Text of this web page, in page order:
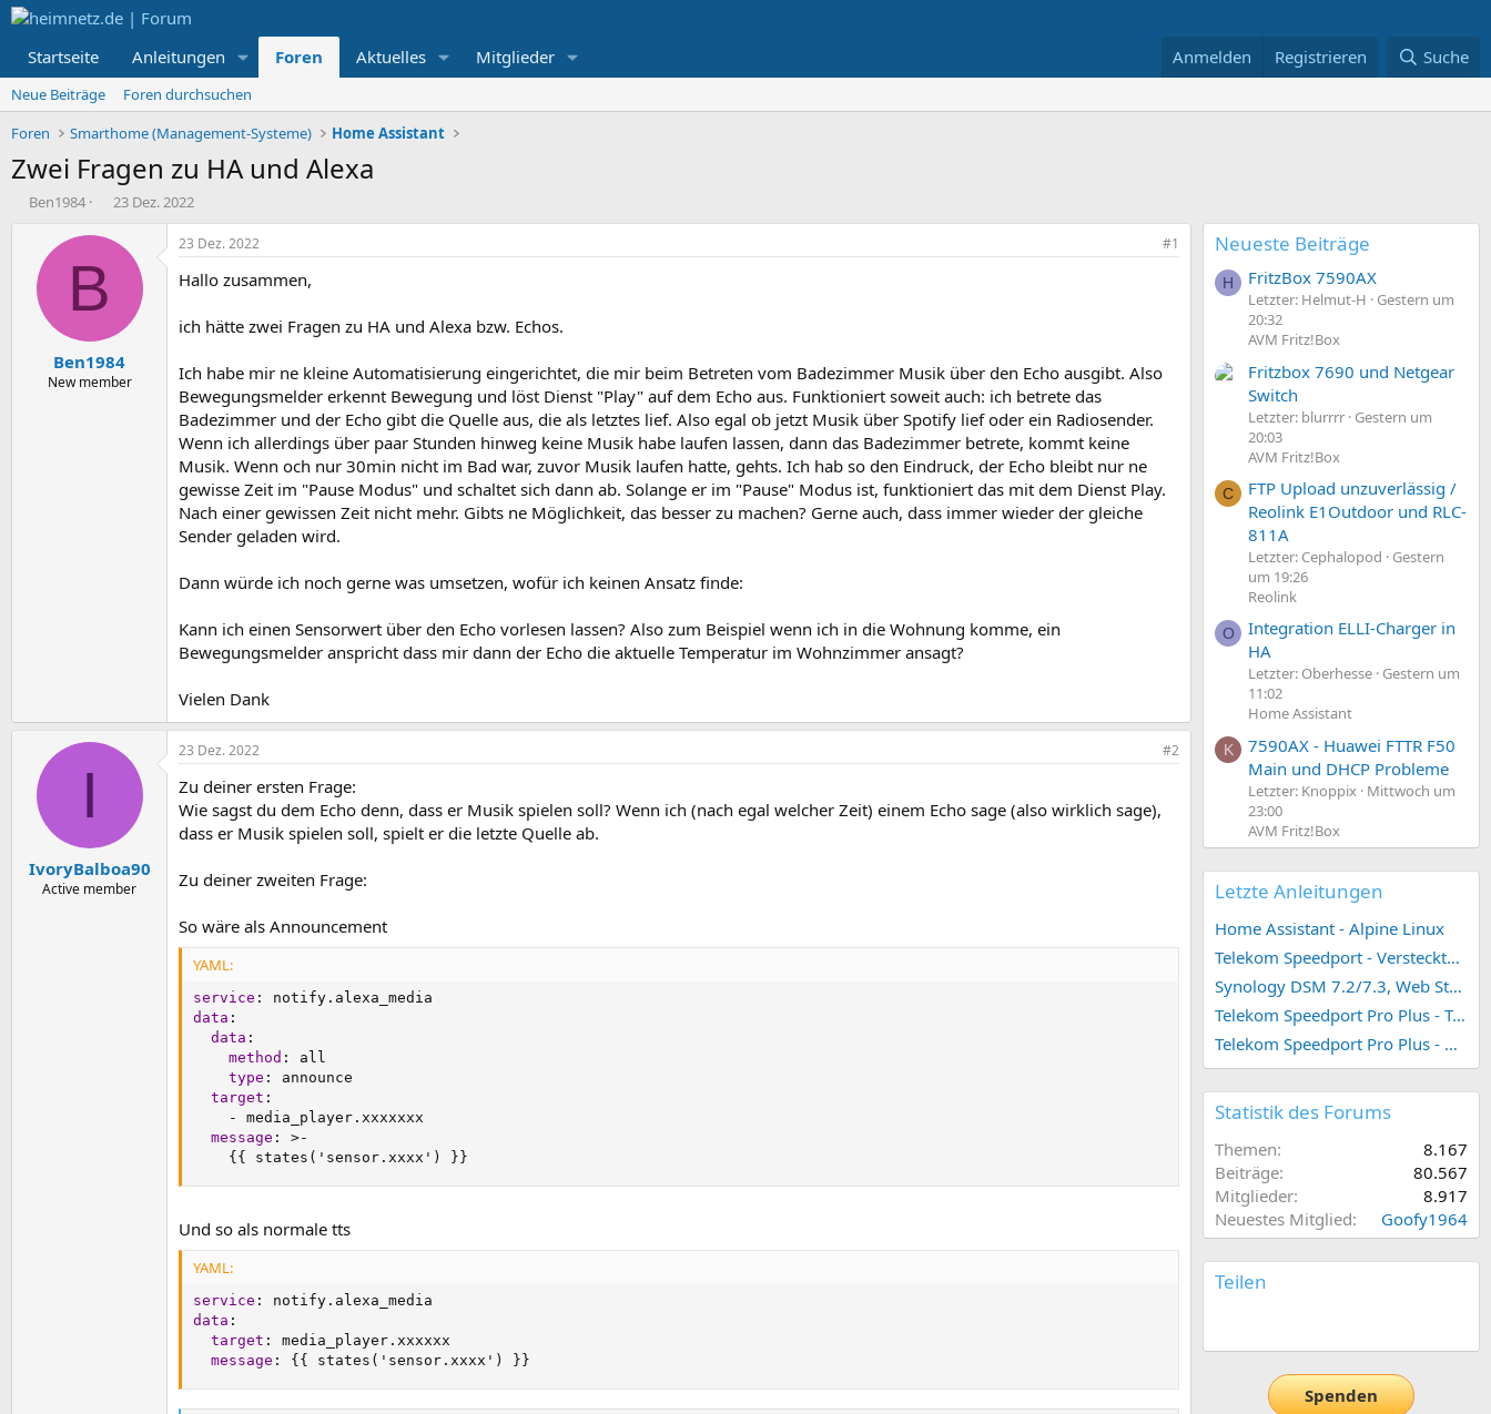
Startseite Anleitungen Foren Aktuelles Mitglieder Anmelden Registrieren Suche
Neue Beiträge
Foren durchsuchen
Foren
Smarthome (Management-Systeme) Home Assistant
Zwei Fragen zu HA und Alexa
E
Ben1984
E
s
t
a
m
23 Dez. 2022
B
Ben1984
New member
23 Dez. 2022 #1
Hallo zusammen,
ich hätte zwei Fragen zu HA und Alexa bzw. Echos.
Ich habe mir ne kleine Automatisierung eingerichtet, die mir beim Betreten vom Badezimmer Musik über den Echo ausgibt. Also
Bewegungsmelder erkennt Bewegung und löst Dienst "Play" auf dem Echo aus. Funktioniert soweit auch: ich betrete das
Badezimmer und der Echo gibt die Quelle aus, die als letztes lief. Also egal ob jetzt Musik über Spotify lief oder ein Radiosender.
Wenn ich allerdings über paar Stunden hinweg keine Musik habe laufen lassen, dann das Badezimmer betrete, kommt keine
Musik. Wenn och nur 30min nicht im Bad war, zuvor Musik laufen hatte, gehts. Ich hab so den Eindruck, der Echo bleibt nur ne
gewisse Zeit im "Pause Modus" und schaltet sich dann ab. Solange er im "Pause" Modus ist, funktioniert das mit dem Dienst Play.
Nach einer gewissen Zeit nicht mehr. Gibts ne Möglichkeit, das besser zu machen? Gerne auch, dass immer wieder der gleiche
Sender geladen wird.
Dann würde ich noch gerne was umsetzen, wofür ich keinen Ansatz finde:
Kann ich einen Sensorwert über den Echo vorlesen lassen? Also zum Beispiel wenn ich in die Wohnung komme, ein
Bewegungsmelder anspricht dass mir dann der Echo die aktuelle Temperatur im Wohnzimmer ansagt?
Vielen Dank
I
IvoryBalboa90
Active member
23 Dez. 2022 #2
Zu deiner ersten Frage:
Wie sagst du dem Echo denn, dass er Musik spielen soll? Wenn ich (nach egal welcher Zeit) einem Echo sage (also wirklich sage),
dass er Musik spielen soll, spielt er die letzte Quelle ab.
Zu deiner zweiten Frage:
So wäre als Announcement
YAML:
service :
data :
data :
method :
all
type :
announce
target :
-
media_player.xxxxxxx
message : >-
{{ states('sensor.xxxx') }}
Und so als normale tts
YAML:
service :
data :
target :
media_player.xxxxxx
message : {{ states('sensor.xxxx') }}
Neueste Beiträge
H FritzBox 7590AX
Letzter: Helmut-H
Gestern um
20:32
AVM Fritz!Box
Fritzbox 7690 und Netgear
Switch
Letzter: blurrrr Gestern um
20:03
AVM Fritz!Box
C
FTP Upload unzuverlässig /
Reolink E1Outdoor und RLC-
811A
Letzter: Cephalopod
Gestern
um 19:26
Reolink
O
Integration ELLI-Charger in
HA
Letzter: Oberhesse Gestern um
11:02
Home Assistant
K
7590AX - Huawei FTTR F50
Main und DHCP Probleme
Letzter: Knoppix
Mittwoch um
23:00
AVM Fritz!Box
Letzte Anleitungen
Home Assistant - Alpine Linux
Telekom Speedport - Versteckte Konfigurationen
Synology DSM 7.2/7.3, Web Station 4, Webdienst und Webportal erstellen (ehemals vHost)
Telekom Speedport Pro Plus - Telefonie einrichten
Telekom Speedport Pro Plus - Netzwerk einrichten
Statistik des Forums
Themen
8.167
Beiträge
80.567
Mitglieder
8.917
Neuestes Mitglied
Goofy1964
Teilen
Spenden